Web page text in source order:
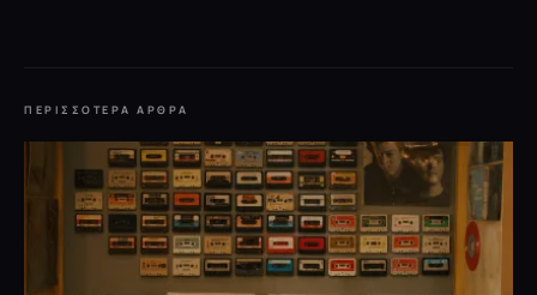
ΠΕΡΙΣΣΌΤΕΡΑ ΆΡΘΡΑ